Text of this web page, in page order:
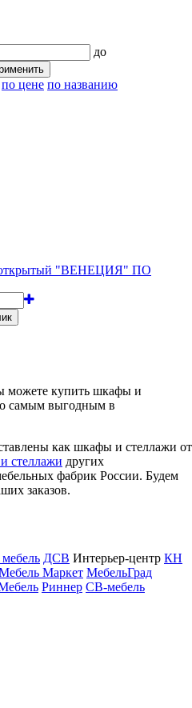
до
по цене по названию
"ВЕНЕЦИЯ" ПО
можете купить шкафы и
самым выгодным в
как шкафы и стеллажи от
стеллажи других
фабрик России. Будем
заказов.
ДСВ Интерьер-центр КН
Маркет МебельГрад
Риннер СВ-мебель